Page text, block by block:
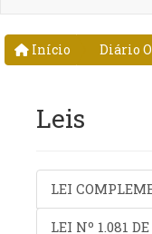
Início Diário
Leis
LEI
LEI Nº 1.081